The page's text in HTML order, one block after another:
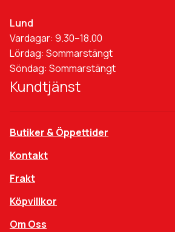
Lund
Vardagar: 9.30–18.00
Lördag: Sommarstängt
Söndag: Sommarstängt
Kundtjänst
Butiker & Öppettider
Kontakt
Frakt
Köpvillkor
Om Oss